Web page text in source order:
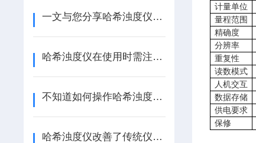
一文与您分享哈希浊度仪的常见故障相应解决方法
哈希浊度仪在使用时需注意的要点
不知道如何操作哈希浊度仪？进来看
哈希浊度仪改善了传统仪器的局限性
计量单位
量程范围
精确度
分辨率
重复性
读数模式
人机交互
数据存储
供电要求
保修